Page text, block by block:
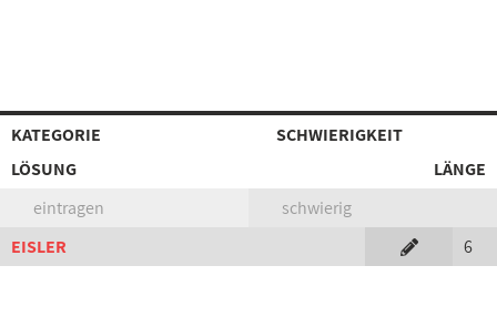
KATEGORIE
SCHWIERIGKEIT
LÖSUNG
LÄNGE
eintragen
schwierig
EISLER
6